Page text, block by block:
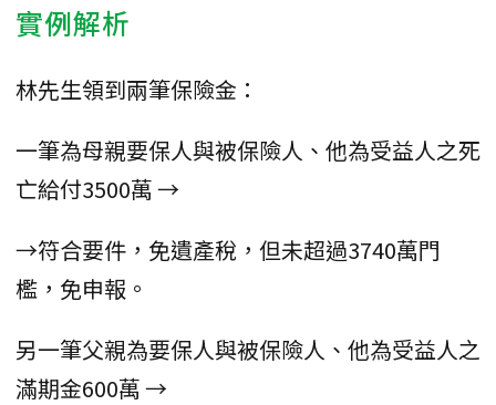
實例解析
林先生領到兩筆保險金：
一筆為母親要保人與被保險人、他為受益人之死
亡給付3500萬 →
→符合要件，免遺產稅，但未超過3740萬門
檻，免申報。
另一筆父親為要保人與被保險人、他為受益人之
滿期金600萬 →